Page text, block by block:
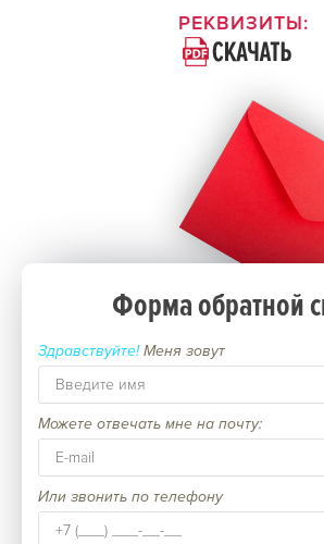
Добавление в Яндекс.Маркет
Клиенты об агентстве
Наши вакансии
Партнерам
Написать Боссу
РЕКВИЗИТЫ:
Форма обратной
Здравствуйте!Меня зовут
Можете отвечать мне на почту:
Или звонить по телефону